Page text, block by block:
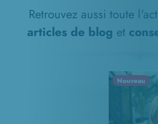
Retrouvez aussi toute
articles de blog et
Nouveau